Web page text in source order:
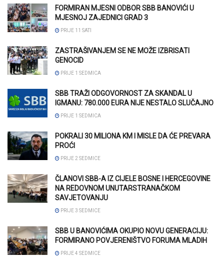
FORMIRAN MJESNI ODBOR SBB BANOVIĆI U
MJESNOJ ZAJEDNICI GRAD 3
PRIJE 11 SATI
ZASTRAŠIVANJEM SE NE MOŽE IZBRISATI
GENOCID
PRIJE 1 SEDMICA
SBB TRAŽI ODGOVORNOST ZA SKANDAL U
IGMANU: 780.000 EURA NIJE NESTALO SLUČAJNO
PRIJE 1 SEDMICA
POKRALI 30 MILIONA KM I MISLE DA ĆE PREVARA
PROĆI
PRIJE 2 SEDMICE
ČLANOVI SBB-A IZ CIJELE BOSNE I HERCEGOVINE
NA REDOVNOM UNUTARSTRANAČKOM
SAVJETOVANJU
PRIJE 3 SEDMICE
SBB U BANOVIĆIMA OKUPIO NOVU GENERACIJU:
FORMIRANO POVJERENIŠTVO FORUMA MLADIH
PRIJE 4 SEDMICE